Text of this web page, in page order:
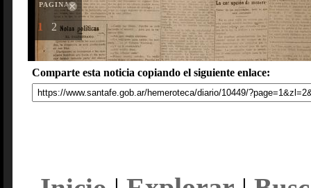
PAGINAS
1 2
Comparte esta noticia copiando el siguiente enlace: